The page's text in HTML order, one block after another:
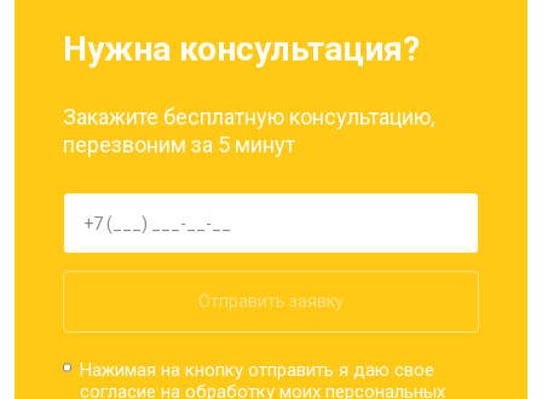
Нужна консультация?
Закажите бесплатную консультацию,
перезвоним за 5 минут
Отправить заявку
Нажимая на кнопку отправить я даю свое
согласие на обработку моихперсональных